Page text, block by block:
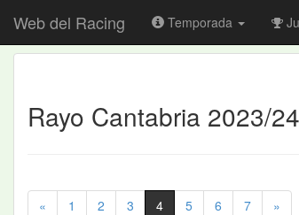
Web del Racing Temporada
Rayo Cantabria 2023/24
« 1 2 3 4 5 6 7 »